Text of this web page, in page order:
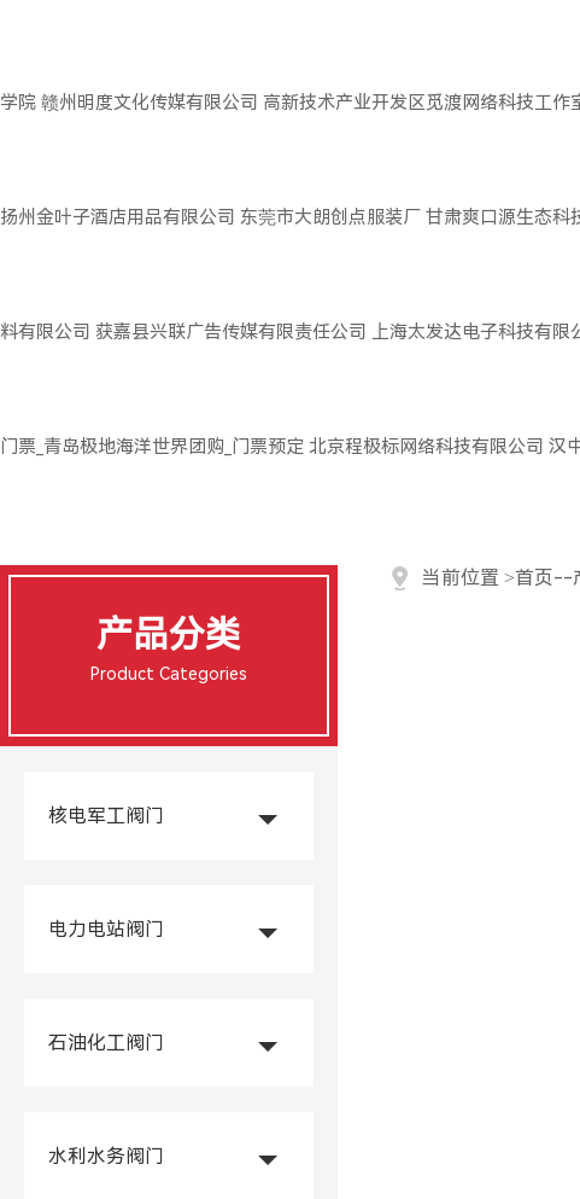
学院 赣州明度文化传媒有限公司 高新技术产业开发区觅渡网络科技工作
扬州金叶子酒店用品有限公司 东莞市大朗创点服装厂 甘肃爽口源生态科
料有限公司 获嘉县兴联广告传媒有限责任公司 上海太发达电子科技有限
门票_青岛极地海洋世界团购_门票预定 北京程极标网络科技有限公司 汉
产品分类
Product Categories
核电军工阀门
电力电站阀门
石油化工阀门
水利水务阀门
当前位置 >首页--